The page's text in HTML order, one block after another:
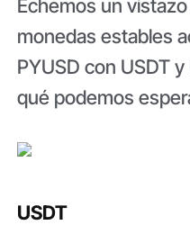
Echemos un
monedas estables
PYUSD con USDT
qué podemos
USDT